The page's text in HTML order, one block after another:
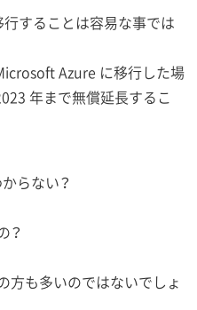
行することは容易な事では
Azure に移行した場
年まで無償延長するこ
らない？
？
方も多いのではないでしょ